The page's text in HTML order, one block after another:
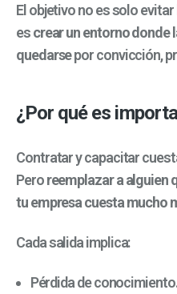
El objetivo no es solo
escrear un entorno donde
quedarsepor convicción,
¿Por qué es
Contratar y capacitar
Peroreemplazar a alguien
tu empresa cuesta mucho
Cada salida implica:
Pérdida de